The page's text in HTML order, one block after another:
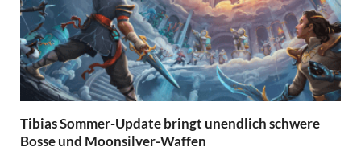
Tibias Sommer-Update bringt unendlich schwere
Bosse und Moonsilver-Waffen